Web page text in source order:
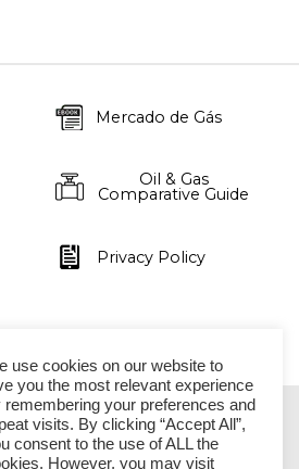
Mercado de Gás
Oil & Gas
Comparative Guide
Privacy Policy
SÃO PAULO
use cookies on our website to
you the most relevant experience
remembering your preferences and
visits. By clicking “Accept All”,
consent to the use of ALL the
However, you may visit